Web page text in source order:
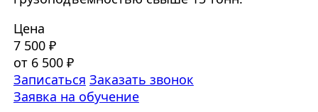
Цена
7 500 ₽
от 6 500 ₽
Записаться Заказать звонок
Заявка на обучение